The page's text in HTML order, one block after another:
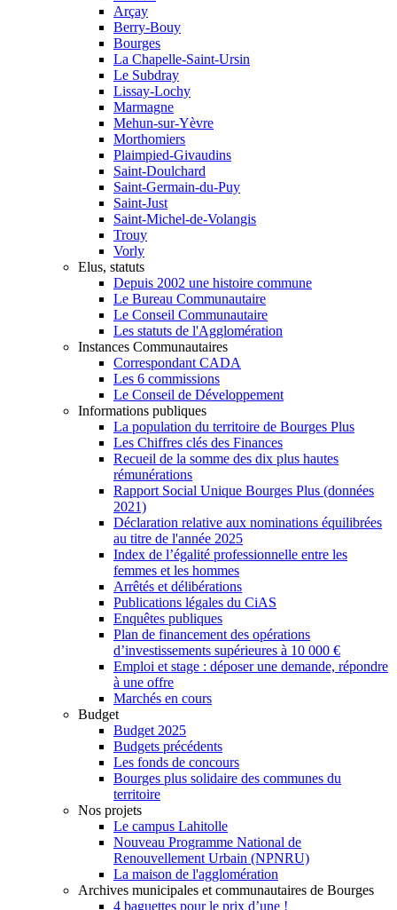
Arçay
Berry-Bouy
Bourges
La Chapelle-Saint-Ursin
Le Subdray
Lissay-Lochy
Marmagne
Mehun-sur-Yèvre
Morthomiers
Plaimpied-Givaudins
Saint-Doulchard
Saint-Germain-du-Puy
Saint-Just
Saint-Michel-de-Volangis
Trouy
Vorly
Elus, statuts
Depuis 2002 une histoire commune
Le Bureau Communautaire
Le Conseil Communautaire
Les statuts de l'Agglomération
Instances Communautaires
Correspondant CADA
Les 6 commissions
Le Conseil de Développement
Informations publiques
La population du territoire de Bourges Plus
Les Chiffres clés des Finances
Recueil de la somme des dix plus hautes
rémunérations
Rapport Social Unique Bourges Plus (données
2021)
Déclaration relative aux nominations équilibrées
au titre de l'année 2025
Index de l’égalité professionnelle entre les
femmes et les hommes
Arrêtés et délibérations
Publications légales du CiAS
Enquêtes publiques
Plan de financement des opérations
d’investissements supérieures à 10 000 €
Emploi et stage : déposer une demande, répondre
à une offre
Marchés en cours
Budget
Budget 2025
Budgets précédents
Les fonds de concours
Bourges plus solidaire des communes du
territoire
Nos projets
Le campus Lahitolle
Nouveau Programme National de
Renouvellement Urbain (NPNRU)
La maison de l'agglomération
Archives municipales et communautaires de Bourges
4 baguettes pour le prix d’une !